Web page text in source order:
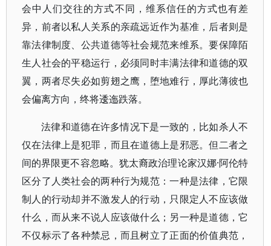
会中人们交往的方式不同，维系信任的方式也有差
异，前者以私人关系的亲疏远近作为基准，后者则是
靠法律制度、公共道德等社会规范来维系。要保障陌
生人社会的平稳运行，必须同时丰满法律和道德的双
翼，两者尽失必如剪翅之鹰，堕地难行，厚此薄彼也
会偏离方向，终将逶迤跌落。
法律和道德在许多情况下是一致的，比如杀人不
仅在法律上是犯罪，而且在道德上是邪恶。但二者之
间的界限更不容忽略。犹太裔政治理论家汉娜·阿伦特
区分了人类社会的两种行为规范：一种是法律，它限
制人的行动却并不激发人的行动，只限定人不应该做
什么，而从来不说人应该做什么；另一种是道德，它
不仅标示了各种禁忌，而且树立了正面的价值典范，